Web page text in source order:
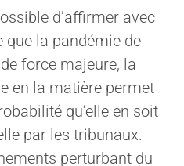
d’affirmer avec
que la pandémie de
force majeure, la
en la matière permet
qu’elle en soit
par les tribunaux.
perturbant du